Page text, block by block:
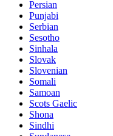
Persian
Punjabi
Serbian
Sesotho
Sinhala
Slovak
Slovenian
Somali
Samoan
Scots Gaelic
Shona
Sindhi